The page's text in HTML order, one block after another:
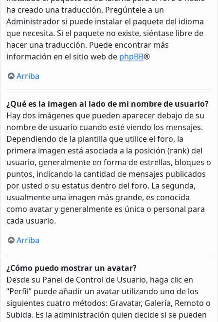
ha creado una traducción. Pregúntele a un
Administrador si puede instalar el paquete del idioma
que necesita. Si el paquete no existe, siéntase libre de
hacer una traducción. Puede encontrar más
información en el sitio web de phpBB®
Arriba
¿Qué es la imagen al lado de mi nombre de usuario?
Hay dos imágenes que pueden aparecer debajo de su
nombre de usuario cuando esté viendo los mensajes.
Dependiendo de la plantilla que utilice el foro, la
primera imagen está asociada a la posición (rank) del
usuario, generalmente en forma de estrellas, bloques o
puntos, indicando la cantidad de mensajes publicados
por usted o su estatus dentro del foro. La segunda,
usualmente una imagen más grande, es conocida
como avatar y generalmente es única o personal para
cada usuario.
Arriba
¿Cómo puedo mostrar un avatar?
Desde su Panel de Control de Usuario, haga clic en
“Perfil” puede añadir un avatar utilizando uno de los
siguientes cuatro métodos: Gravatar, Galería, Remoto o
Subida. Es la administración quien decide si se pueden